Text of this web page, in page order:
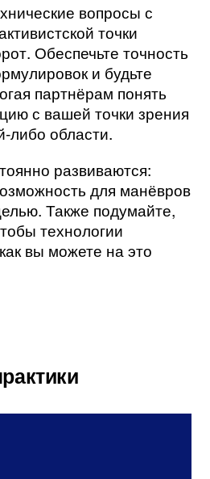
вопросы с
точки
Обеспечьте точность
и будьте
партнёрам понять
с вашей точки зрения
либо области.
развиваются:
для манёвров
Также подумайте,
технологии
вы можете на это